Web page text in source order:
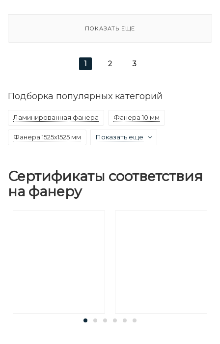
ПОКАЗАТЬ ЕЩЕ
1 2 3
Подборка популярных категорий
Ламинированная фанера Фанера 10 мм
Фанера 1525х1525 мм Показать еще
Сертификаты соответствия
на фанеру